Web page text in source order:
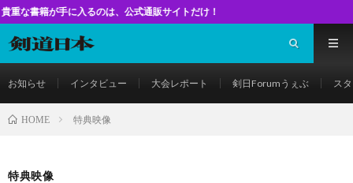
手に入るのは、公式通販サイトだけ！
お知らせ インタビュー 大会レポート 剣日Forumうぇぶ ス
HOME 特典映像
特典映像